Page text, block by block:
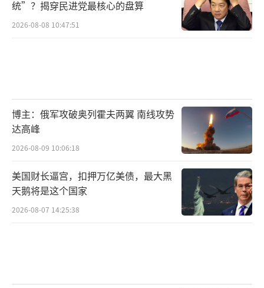
统”？揭穿民进党最核心的盘算
2026-08-08 10:47:51
博主：俄军攻破奥列霍夫两翼 南线攻势
达高峰
2026-08-09 10:06:18
美国财长逼宫，扣押万亿美债，最大黑
天鹅将是这个国家
2026-08-07 14:25:38